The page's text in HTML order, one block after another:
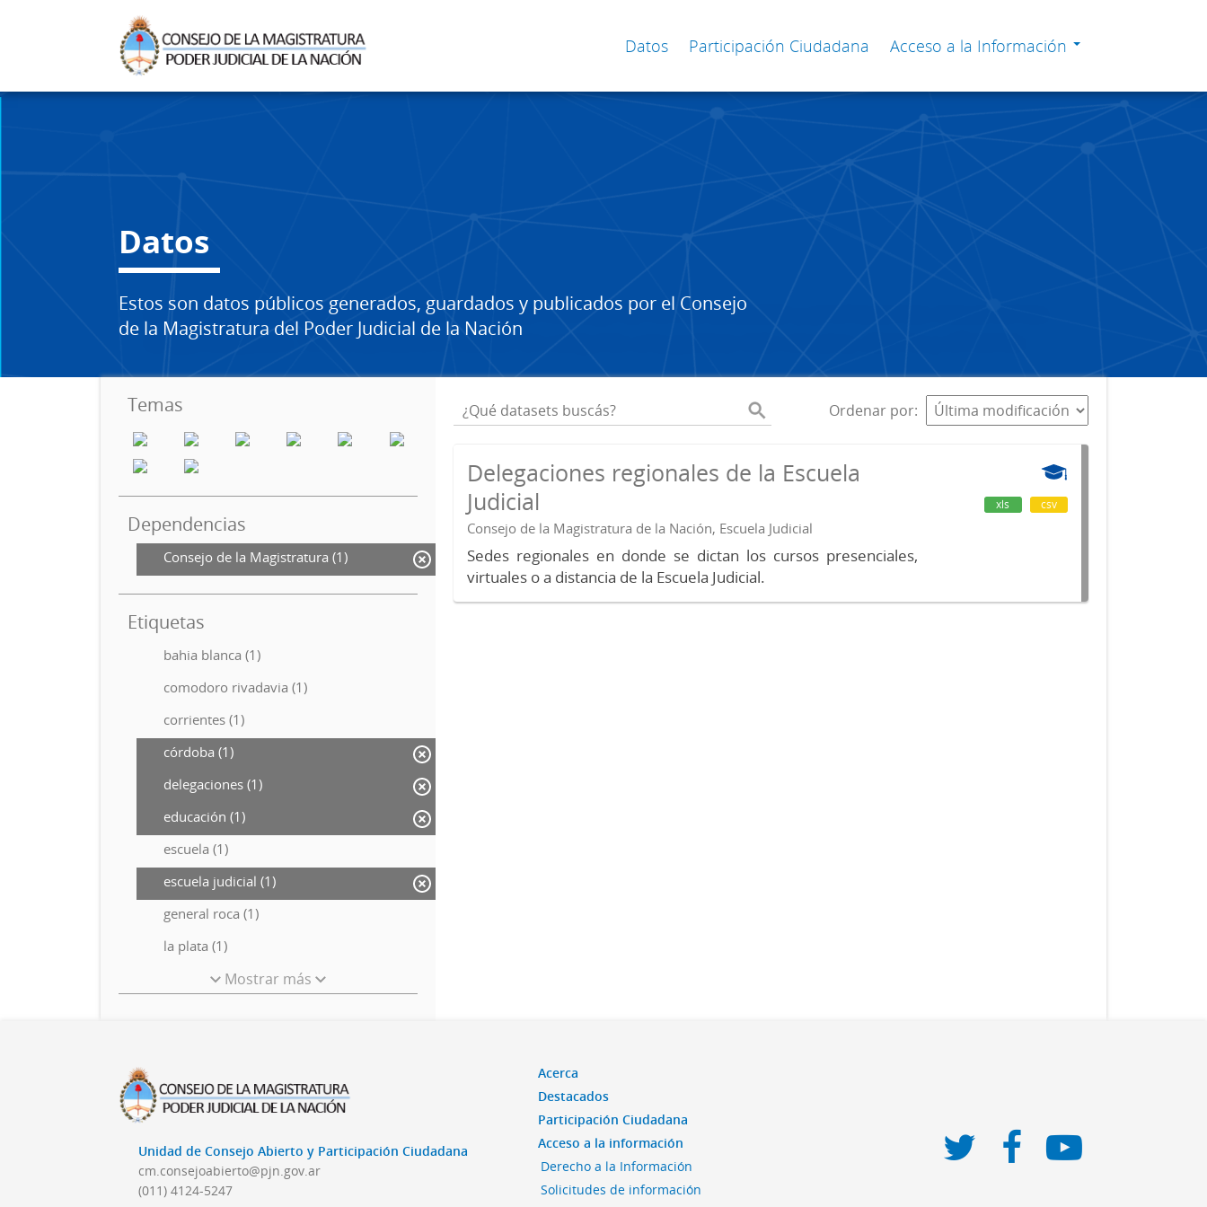
Datos Participación Ciudadana Acceso a la Información
Datos
Estos son datos públicos generados, guardados y publicados por el Consejo
de la Magistratura del Poder Judicial de la Nación
Temas
Dependencias
Consejo de la Magistratura (1)
Etiquetas
bahia blanca (1)
comodoro rivadavia (1)
corrientes (1)
córdoba (1)
delegaciones (1)
educación (1)
escuela (1)
escuela judicial (1)
general roca (1)
la plata (1)
Mostrar más
Ordenar por
Delegaciones regionales de la Escuela
Judicial
Consejo de la Magistratura de la Nación, Escuela Judicial
Sedes regionales en donde se dictan los cursos presenciales,
virtuales o a distancia de la Escuela Judicial.
xls csv
Unidad de Consejo Abierto y Participación Ciudadana
cm.consejoabierto@pjn.gov.ar
(011) 4124-5247
Acerca
Destacados
Participación Ciudadana
Acceso a la información
Derecho a la Información
Solicitudes de información